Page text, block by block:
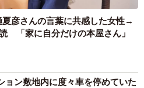
夏彦さんの言葉に共感した女性→
「家に自分だけの本屋さん」
ョン敷地内に度々車を停めていた